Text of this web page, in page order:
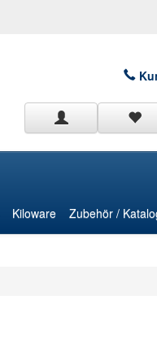
Kiloware Zubehör /